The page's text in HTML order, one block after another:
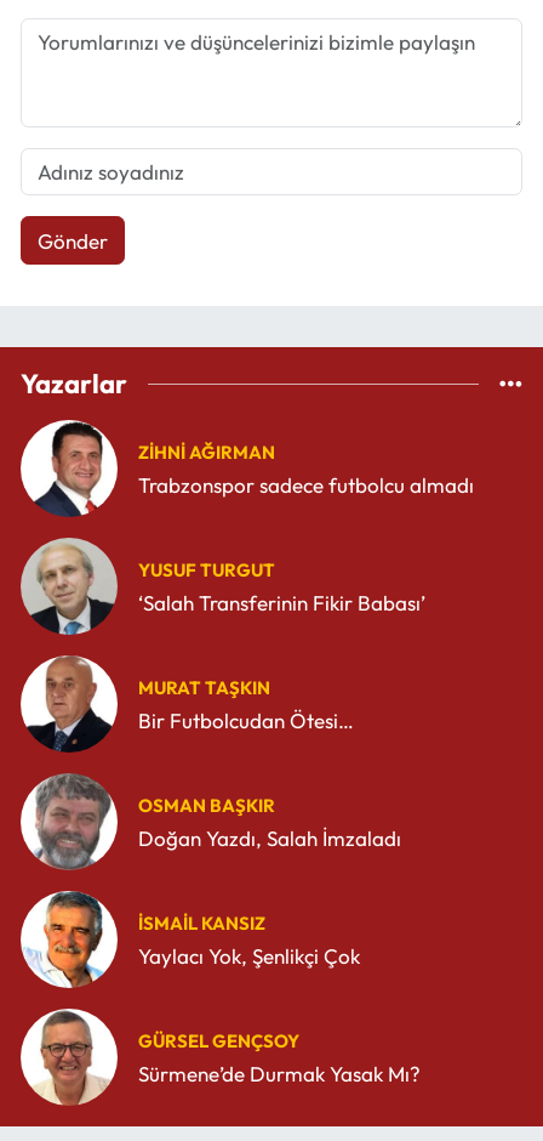
Gönder
Yazarlar
ZIHNI AĞIRMAN
Trabzonspor sadece futbolcu almadı
YUSUF TURGUT
‘Salah Transferinin Fikir Babası’
MURAT TAŞKIN
Bir Futbolcudan Ötesi…
OSMAN BAŞKIR
Doğan Yazdı, Salah İmzaladı
İSMAIL KANSIZ
Yaylacı Yok, Şenlikçi Çok
GÜRSEL GENÇSOY
Sürmene’de Durmak Yasak Mı?